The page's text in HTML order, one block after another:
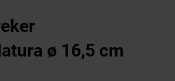
ø 16,5 cm